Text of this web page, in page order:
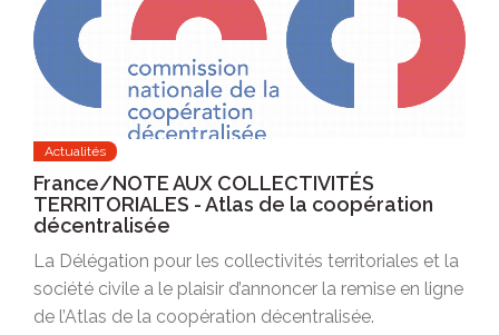
Actualités
France/NOTE AUX COLLECTIVITÉS
TERRITORIALES - Atlas de la coopération
décentralisée
La Délégation pour les collectivités territoriales et la
société civile a le plaisir d’annoncer la remise en ligne
de l’Atlas de la coopération décentralisée.